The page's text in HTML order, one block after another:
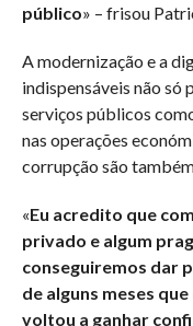
público» – frisou
A modernização e a
indispensáveis não só
serviços públicos
nas operações
corrupção são
«Eu acredito que
privado e algum
conseguiremos dar
de alguns meses
voltou a ganhar